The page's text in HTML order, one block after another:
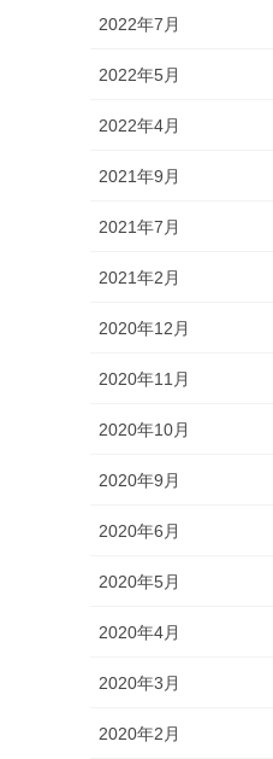
2022年7月
2022年5月
2022年4月
2021年9月
2021年7月
2021年2月
2020年12月
2020年11月
2020年10月
2020年9月
2020年6月
2020年5月
2020年4月
2020年3月
2020年2月